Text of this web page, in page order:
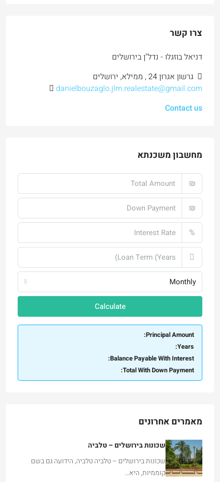
צרו קשר
דניאל בוזגלו - נדל"ן בירושלים
גרשון אגרון 24 , ממילא, ירושלים
danielbouzaglo.jlm.realestate@gmail.com
Contact us
מחשבון משכנתא
Monthly
Calculate
Principal Amount:
Years:
Balance Payable With Interest:
Total With Down Payment:
מאמרים אחרונים
שכונות בירושלים – טלביה
שכונות בירושלים – טלביה טלביה, הידועה גם בשם
קוממיות, היא…